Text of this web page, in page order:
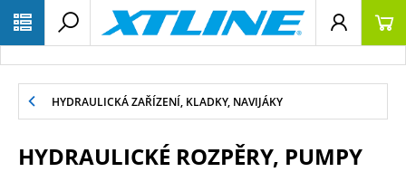
HYDRAULICKÁ ZAŘÍZENÍ, KLADKY, NAVIJÁKY
HYDRAULICKÉ ROZPĚRY, PUMPY